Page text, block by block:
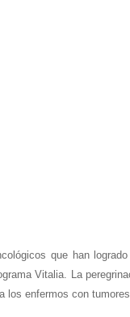
que han
Vitalia. La
los enfermos con